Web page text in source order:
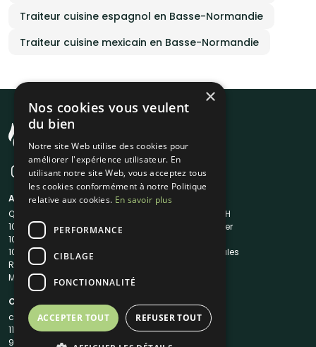
Traiteur cuisine espagnol en Basse-Normandie
Traiteur cuisine mexicain en Basse-Normandie
A propos
Qui sommes-nous ?
1001Salles
1001Salles PRO
1001DJ
Reserverunbar
MP2
Liens utiles
Traiteur en 48H
Nous contacter
Mentions légales
Contacts
contact@1001traiteurs.com
11 Rue Maurice Grandcoing
94200 Ivry-sur-Seine
×
Nos cookies vous veulent
du bien
Notre site Web utilise des cookies pour
améliorer l'expérience utilisateur. En
utilisant notre site Web, vous acceptez tous
les cookies conformément à notre Politique
relative aux cookies. En savoir plus
PERFORMANCE
CIBLAGE
FONCTIONNALITÉ
ACCEPTER TOUT REFUSER TOUT